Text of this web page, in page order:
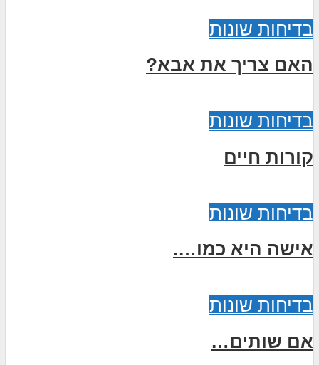
בדיחות שונות
האם צריך את אבא?
בדיחות שונות
קורות חיים
בדיחות שונות
אישה היא כמו….
בדיחות שונות
אם שותים…